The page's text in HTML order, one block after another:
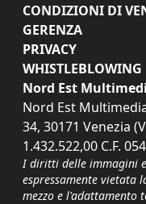
CONDIZIONI DI
GERENZA
PRIVACY
WHISTLEBLOWING
Nord Est
Nord Est
34, 30171 Venezia
1.432.522,00 C.F.
I diritti delle immagini
espressamente vietata
mezzo e l'adattamento